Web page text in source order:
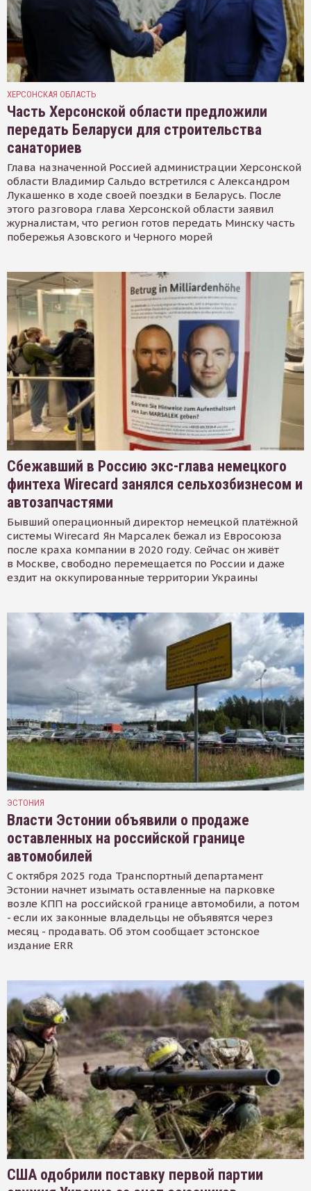
ХЕРСОНСКАЯ ОБЛАСТЬ
Часть Херсонской области предложили
передать Беларуси для строительства
санаториев
Глава назначенной Россией администрации Херсонской
области Владимир Сальдо встретился с Александром
Лукашенко в ходе своей поездки в Беларусь. После
этого разговора глава Херсонской области заявил
журналистам, что регион готов передать Минску часть
побережья Азовского и Черного морей
Сбежавший в Россию экс-глава немецкого
финтеха Wirecard занялся сельхозбизнесом и
автозапчастями
Бывший операционный директор немецкой платёжной
системы Wirecard Ян Марсалек бежал из Евросоюза
после краха компании в 2020 году. Сейчас он живёт
в Москве, свободно перемещается по России и даже
ездит на оккупированные территории Украины
ЭСТОНИЯ
Власти Эстонии объявили о продаже
оставленных на российской границе
автомобилей
С октября 2025 года Транспортный департамент
Эстонии начнет изымать оставленные на парковке
возле КПП на российской границе автомобили, а потом
- если их законные владельцы не объявятся через
месяц - продавать. Об этом сообщает эстонское
издание ERR
США одобрили поставку первой партии